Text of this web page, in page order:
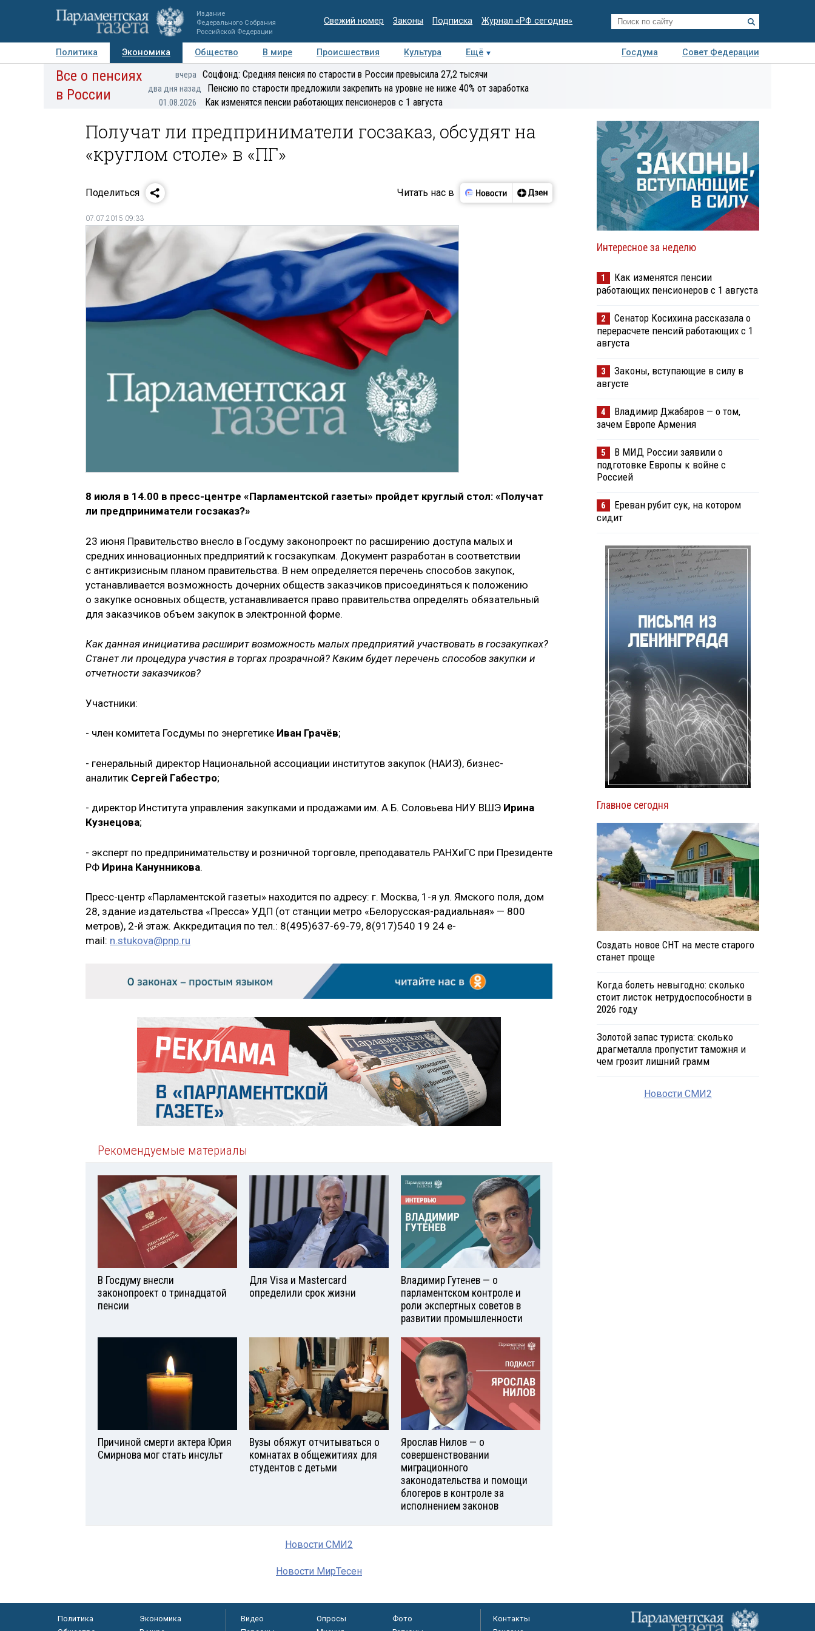
Издание
Федерального Собрания
Российской Федерации
Свежий номер Законы Подписка Журнал «РФ сегодня»
Политика Экономика Общество В мире Происшествия Культура Ещё Госдума
Совет Федерации
Авторы Персоны Мнения Регионы Медиацентр Интервью Колумнисты
экспертиза
Все о пенсиях
в России
вчера Соцфонд: Средняя пенсия по старости в России превысила 27,2 тысячи
два дня назад Пенсию по старости предложили закрепить на уровне не ниже 40% от заработка
01.08.2026 Как изменятся пенсии работающих пенсионеров с 1 августа
Получат ли предприниматели госзаказ, обсудят на
«круглом столе» в «ПГ»
Поделиться Читать нас в
07.07.2015 09:33
8 июля в 14.00 в пресс-центре «Парламентской газеты» пройдет круглый стол: «Получат
ли предприниматели госзаказ?»
23 июня Правительство внесло в Госдуму законопроект по расширению доступа малых и
средних инновационных предприятий к госзакупкам. Документ разработан в соответствии
с антикризисным планом правительства. В нем определяется перечень способов закупок,
устанавливается возможность дочерних обществ заказчиков присоединяться к положению
о закупке основных обществ, устанавливается право правительства определять обязательный
для заказчиков объем закупок в электронной форме.
Как данная инициатива расширит возможность малых предприятий участвовать в госзакупках?
Станет ли процедура участия в торгах прозрачной? Каким будет перечень способов закупки и
отчетности заказчиков?
Участники:
- член комитета Госдумы по энергетике Иван Грачёв;
- генеральный директор Национальной ассоциации институтов закупок (НАИЗ), бизнес-
аналитик Сергей Габестро;
- директор Института управления закупками и продажами им. А.Б. Соловьева НИУ ВШЭ Ирина
Кузнецова;
- эксперт по предпринимательству и розничной торговле, преподаватель РАНХиГС при Президенте
РФ Ирина Канунникова.
Пресс-центр «Парламентской газеты» находится по адресу: г. Москва, 1-я ул. Ямского поля, дом
28, здание издательства «Пресса» УДП (от станции метро «Белорусская-радиальная» — 800
метров), 2-й этаж. Аккредитация по тел.: 8(495)637-69-79, 8(917)540 19 24 e-
mail: n.stukova@pnp.ru
Рекомендуемые материалы
В Госдуму внесли
законопроект о тринадцатой
пенсии
Для Visа и Mastercard
определили срок жизни
Владимир Гутенев — о
парламентском контроле и
роли экспертных советов в
развитии промышленности
Причиной смерти актера Юрия
Смирнова мог стать инсульт
Вузы обяжут отчитываться о
комнатах в общежитиях для
студентов с детьми
Ярослав Нилов — о
совершенствовании
миграционного
законодательства и помощи
блогеров в контроле за
исполнением законов
Новости СМИ2
Новости МирТесен
Интересное за неделю
1
Как изменятся пенсии
работающих пенсионеров с 1 августа
2
Сенатор Косихина рассказала о
перерасчете пенсий работающих с 1
августа
3
Законы, вступающие в силу в
августе
4
Владимир Джабаров — о том,
зачем Европе Армения
5
В МИД России заявили о
подготовке Европы к войне с
Россией
6
Ереван рубит сук, на котором
сидит
Главное сегодня
Создать новое СНТ на месте старого
станет проще
Когда болеть невыгодно: сколько
стоит листок нетрудоспособности в
2026 году
Золотой запас туриста: сколько
драгметалла пропустит таможня и
чем грозит лишний грамм
Новости СМИ2
Политика
Экономика
Видео Опросы
Фото
Контакты